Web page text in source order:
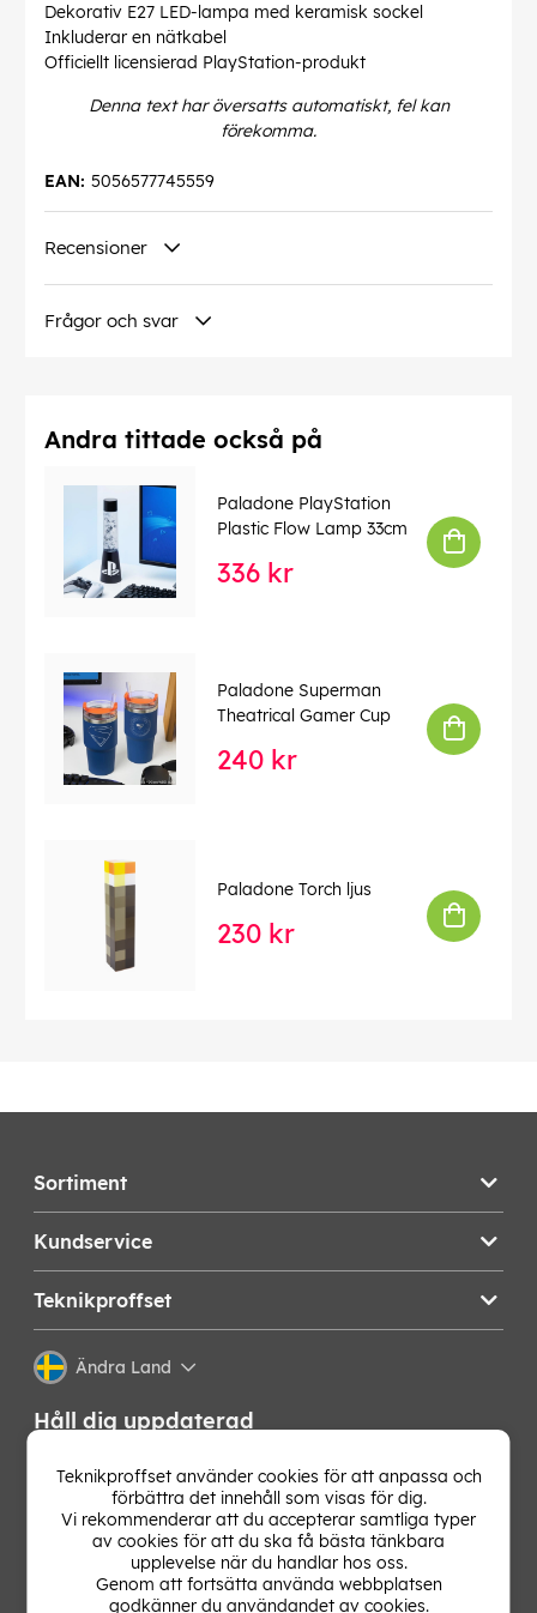
Dekorativ E27 LED-lampa med keramisk sockel
Inkluderar en nätkabel
Officiellt licensierad PlayStation-produkt
Denna text har översatts automatiskt, fel kan
förekomma.
5056577745559
EAN:
Recensioner
Frågor och svar
Andra tittade också på
Paladone PlayStation
Plastic Flow Lamp 33cm
336 kr
Paladone Superman
Theatrical Gamer Cup
240 kr
Paladone Torch ljus
230 kr
Sortiment
Kundservice
Teknikproffset
Ändra Land
Håll dig uppdaterad
Få de senaste nyheterna, hetaste erbjudandena och
bästa tipsen från oss direkt i din mejlkorg. Signa upp på
vårt nyhetsbrev!
Teknikproffset använder cookies för att anpassa och
förbättra det innehåll som visas för dig.
Vi rekommenderar att du accepterar samtliga typer
av cookies för att du ska få bästa tänkbara
upplevelse när du handlar hos oss.
Genom att fortsätta använda webbplatsen
godkänner du användandet av cookies.